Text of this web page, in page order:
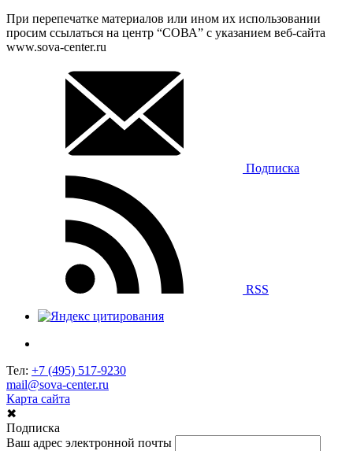
При перепечатке материалов или ином их использовании
просим ссылаться на центр “СОВА” с указанием веб-сайта
www.sova-center.ru
Подписка
RSS
Тел: +7 (495) 517-9230
mail@sova-center.ru
Карта сайта
✖
Подписка
Ваш адрес электронной почты